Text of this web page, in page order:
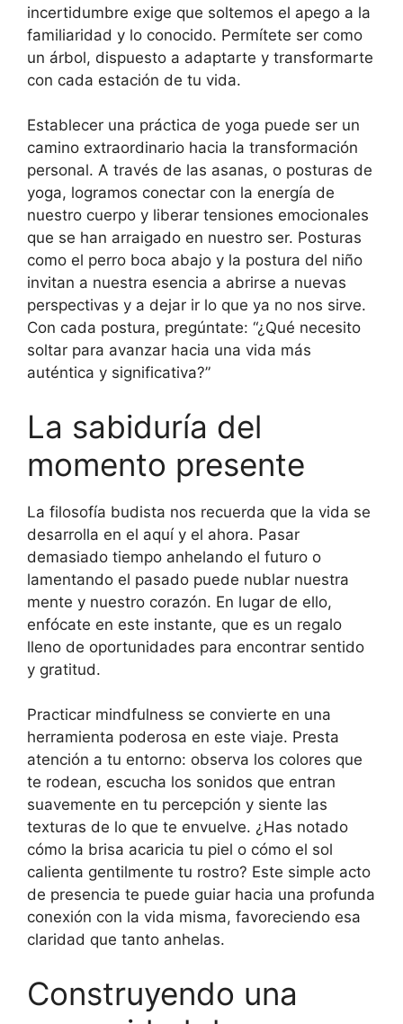
incertidumbre exige que soltemos el apego a la
familiaridad y lo conocido. Permítete ser como
un árbol, dispuesto a adaptarte y transformarte
con cada estación de tu vida.
Establecer una práctica de yoga puede ser un
camino extraordinario hacia la transformación
personal. A través de las asanas, o posturas de
yoga, logramos conectar con la energía de
nuestro cuerpo y liberar tensiones emocionales
que se han arraigado en nuestro ser. Posturas
como el perro boca abajo y la postura del niño
invitan a nuestra esencia a abrirse a nuevas
perspectivas y a dejar ir lo que ya no nos sirve.
Con cada postura, pregúntate: “¿Qué necesito
soltar para avanzar hacia una vida más
auténtica y significativa?”
La sabiduría del
momento presente
La filosofía budista nos recuerda que la vida se
desarrolla en el aquí y el ahora. Pasar
demasiado tiempo anhelando el futuro o
lamentando el pasado puede nublar nuestra
mente y nuestro corazón. En lugar de ello,
enfócate en este instante, que es un regalo
lleno de oportunidades para encontrar sentido
y gratitud.
Practicar mindfulness se convierte en una
herramienta poderosa en este viaje. Presta
atención a tu entorno: observa los colores que
te rodean, escucha los sonidos que entran
suavemente en tu percepción y siente las
texturas de lo que te envuelve. ¿Has notado
cómo la brisa acaricia tu piel o cómo el sol
calienta gentilmente tu rostro? Este simple acto
de presencia te puede guiar hacia una profunda
conexión con la vida misma, favoreciendo esa
claridad que tanto anhelas.
Construyendo una